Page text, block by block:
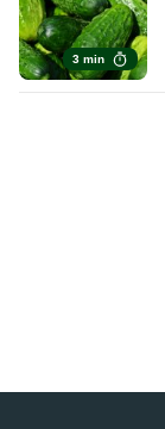
3 min